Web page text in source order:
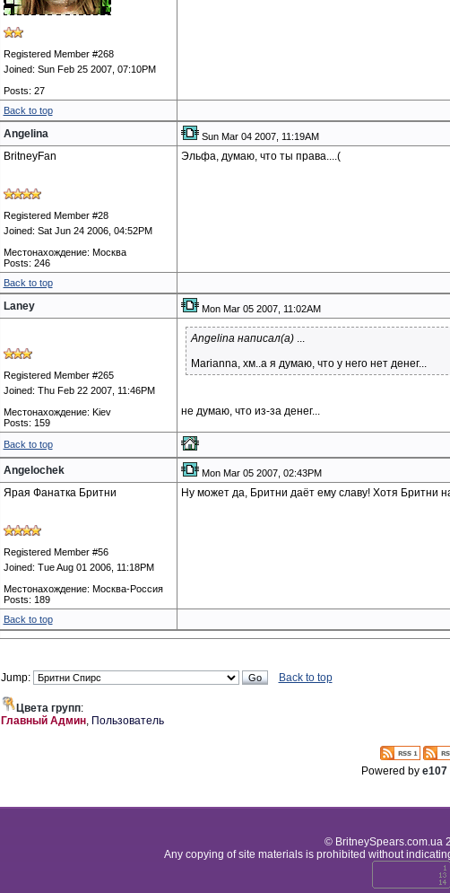
Registered Member #268
Joined: Sun Feb 25 2007, 07:10PM
Posts: 27
Back to top
Angelina Sun Mar 04 2007, 11:19AM
BritneyFan
Registered Member #28
Joined: Sat Jun 24 2006, 04:52PM
Местонахождение: Москва
Posts: 246
Эльфа, думаю, что ты права....(
Back to top
Laney Mon Mar 05 2007, 11:02AM
Registered Member #265
Joined: Thu Feb 22 2007, 11:46PM
Местонахождение: Kiev
Posts: 159
Angelina написал(а)...
Marianna, хм..а я думаю, что у него нет денег...
не думаю, что из-за денег...
Back to top
Angelochek Mon Mar 05 2007, 02:43PM
Ярая Фанатка Бритни
Registered Member #56
Joined: Tue Aug 01 2006, 11:18PM
Местонахождение: Москва-Россия
Posts: 189
Ну может да, Бритни даёт ему славу! Хотя Бритни
Back to top
Jump: Back to top
Цвета групп:
Главный Админ, Пользователь
Powered by e107
© BritneySpears.com.ua
Any copying of site materials is prohibited without